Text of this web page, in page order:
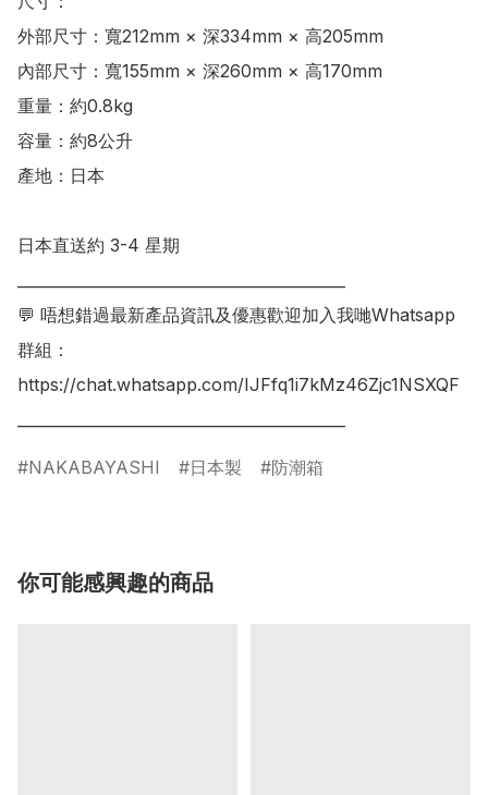
外部尺寸：寬212mm × 深334mm × 高205mm
內部尺寸：寬155mm × 深260mm × 高170mm
重量：約0.8kg
容量：約8公升
產地：日本
日本直送約 3-4 星期
💬 唔想錯過最新產品資訊及優惠歡迎加入我哋Whatsapp
群組：
https://chat.whatsapp.com/IJFfq1i7kMz46Zjc1NSXQF
NAKABAYASHI 日本製 防潮箱
你可能感興趣的商品